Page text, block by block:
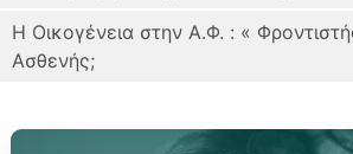
Η Οικογένεια στην Α.Φ. : «
Ασθενής;